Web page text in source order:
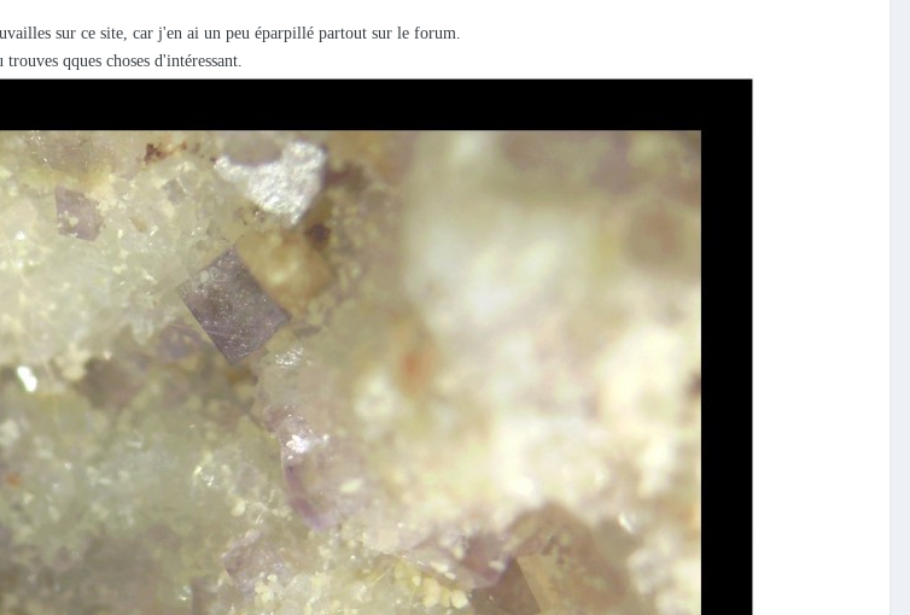
sur ce site, car j'en ai un peu éparpillé partout sur le forum.
qques choses d'intéressant.